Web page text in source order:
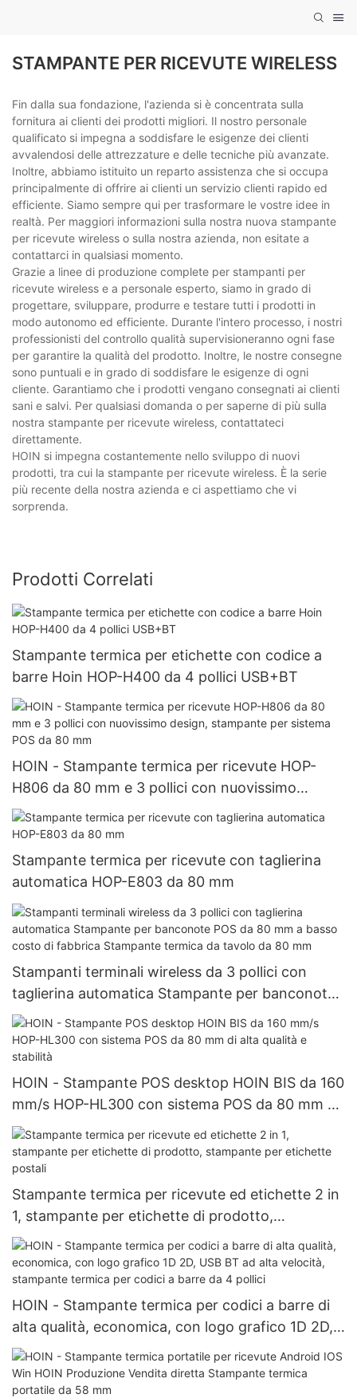
STAMPANTE PER RICEVUTE WIRELESS
Fin dalla sua fondazione, l'azienda si è concentrata sulla
fornitura ai clienti dei prodotti migliori. Il nostro personale
qualificato si impegna a soddisfare le esigenze dei clienti
avvalendosi delle attrezzature e delle tecniche più avanzate.
Inoltre, abbiamo istituito un reparto assistenza che si occupa
principalmente di offrire ai clienti un servizio clienti rapido ed
efficiente. Siamo sempre qui per trasformare le vostre idee in
realtà. Per maggiori informazioni sulla nostra nuova stampante
per ricevute wireless o sulla nostra azienda, non esitate a
contattarci in qualsiasi momento.
Grazie a linee di produzione complete per stampanti per
ricevute wireless e a personale esperto, siamo in grado di
progettare, sviluppare, produrre e testare tutti i prodotti in
modo autonomo ed efficiente. Durante l'intero processo, i nostri
professionisti del controllo qualità supervisioneranno ogni fase
per garantire la qualità del prodotto. Inoltre, le nostre consegne
sono puntuali e in grado di soddisfare le esigenze di ogni
cliente. Garantiamo che i prodotti vengano consegnati ai clienti
sani e salvi. Per qualsiasi domanda o per saperne di più sulla
nostra stampante per ricevute wireless, contattateci
direttamente.
HOIN si impegna costantemente nello sviluppo di nuovi
prodotti, tra cui la stampante per ricevute wireless. È la serie
più recente della nostra azienda e ci aspettiamo che vi
sorprenda.
Prodotti Correlati
Stampante termica per etichette con codice a
barre Hoin HOP-H400 da 4 pollici USB+BT
HOIN - Stampante termica per ricevute HOP-
H806 da 80 mm e 3 pollici con nuovissimo
design, stampante per sistema POS da 80 mm
Stampante termica per ricevute con taglierina
automatica HOP-E803 da 80 mm
Stampanti terminali wireless da 3 pollici con
taglierina automatica Stampante per banconote
POS da 80 mm a basso costo di fabbrica
Stampante termica da tavolo da 80 mm
HOIN - Stampante POS desktop HOIN BIS da 160
mm/s HOP-HL300 con sistema POS da 80 mm di
alta qualità e stabilità
Stampante termica per ricevute ed etichette 2 in
1, stampante per etichette di prodotto,
stampante per etichette postali
HOIN - Stampante termica per codici a barre di
alta qualità, economica, con logo grafico 1D 2D,
USB BT ad alta velocità, stampante termica per
codici a barre da 4 pollici